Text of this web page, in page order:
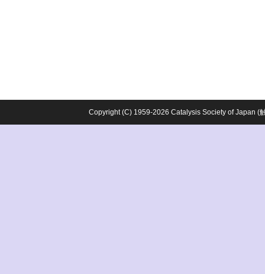
Copyright (C) 1959-2026 Catalysis Society of Japan (